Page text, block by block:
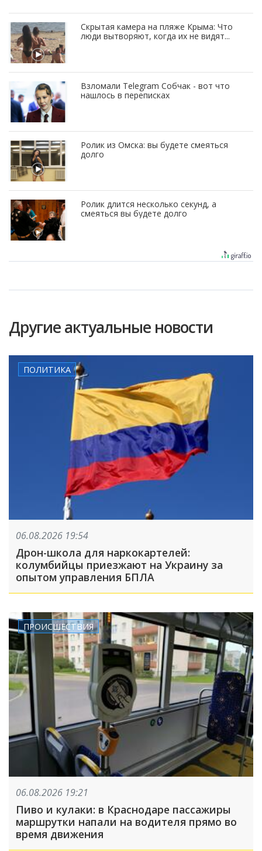
Скрытая камера на пляже Крыма: Что
люди вытворяют, когда их не видят...
Взломали Telegram Собчак - вот что
нашлось в переписках
Ролик из Омска: вы будете смеяться
долго
Ролик длится несколько секунд, а
смеяться вы будете долго
Другие актуальные новости
ПОЛИТИКА
06.08.2026 19:54
Дрон-школа для наркокартелей:
колумбийцы приезжают на Украину за
опытом управления БПЛА
ПРОИСШЕСТВИЯ
06.08.2026 19:21
Пиво и кулаки: в Краснодаре пассажиры
маршрутки напали на водителя прямо во
время движения